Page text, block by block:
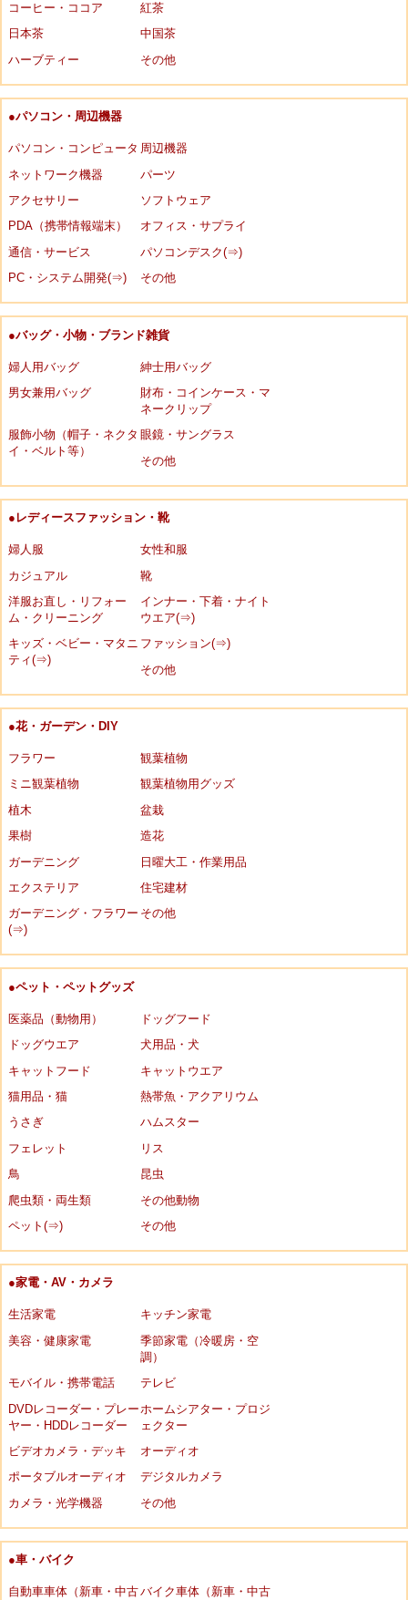
コーヒー・ココア
紅茶
日本茶
中国茶
ハーブティー
その他
●パソコン・周辺機器
パソコン・コンピュータ 周辺機器
ネットワーク機器
パーツ
アクセサリー
ソフトウェア
PDA（携帯情報端末）
オフィス・サプライ
通信・サービス
パソコンデスク(⇒)
PC・システム開発(⇒)
その他
●バッグ・小物・ブランド雑貨
婦人用バッグ
紳士用バッグ
男女兼用バッグ
財布・コインケース・マ
ネークリップ
服飾小物（帽子・ネクタ
イ・ベルト等）
眼鏡・サングラス
その他
●レディースファッション・靴
婦人服
女性和服
カジュアル
靴
洋服お直し・リフォー
ム・クリーニング
インナー・下着・ナイト
ウエア(⇒)
キッズ・ベビー・マタニ
ティ(⇒)
ファッション(⇒)
その他
●花・ガーデン・DIY
フラワー
観葉植物
ミニ観葉植物
観葉植物用グッズ
植木
盆栽
果樹
造花
ガーデニング
日曜大工・作業用品
エクステリア
住宅建材
ガーデニング・フラワー
(⇒)
その他
●ペット・ペットグッズ
医薬品（動物用）
ドッグフード
ドッグウエア
犬用品・犬
キャットフード
キャットウエア
猫用品・猫
熱帯魚・アクアリウム
うさぎ
ハムスター
フェレット
リス
鳥
昆虫
爬虫類・両生類
その他動物
ペット(⇒)
その他
●家電・AV・カメラ
生活家電
キッチン家電
美容・健康家電
季節家電（冷暖房・空
調）
モバイル・携帯電話
テレビ
DVDレコーダー・プレー
ヤー・HDDレコーダー
ホームシアター・プロジ
ェクター
ビデオカメラ・デッキ
オーディオ
ポータブルオーディオ
デジタルカメラ
カメラ・光学機器
その他
●車・バイク
自動車車体（新車・中古バイク車体（新車・中古